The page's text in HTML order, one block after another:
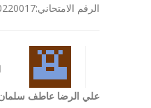
الرقم الامتحاني:221720220017
علي الرضا عاطف